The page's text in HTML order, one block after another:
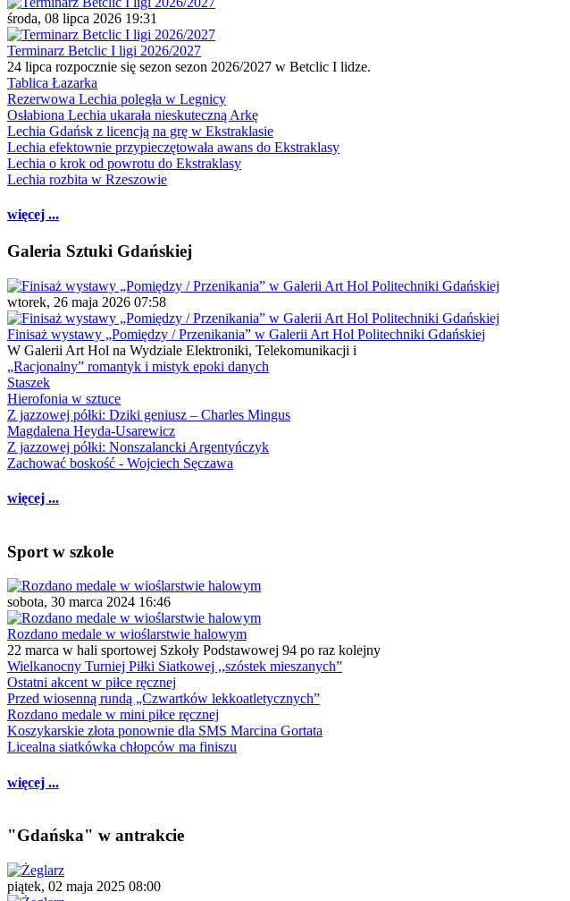
środa, 08 lipca 2026 19:31
Terminarz Betclic I ligi 2026/2027
24 lipca rozpocznie się sezon sezon 2026/2027 w Betclic I lidze.
Tablica Łazarka
Rezerwowa Lechia poległa w Legnicy
Osłabiona Lechia ukarała nieskuteczną Arkę
Lechia Gdańsk z licencją na grę w Ekstraklasie
Lechia efektownie przypieczętowała awans do Ekstraklasy
Lechia o krok od powrotu do Ekstraklasy
Lechia rozbita w Rzeszowie
więcej ...
Galeria Sztuki Gdańskiej
wtorek, 26 maja 2026 07:58
Finisaż wystawy „Pomiędzy / Przenikania” w Galerii Art Hol Politechniki Gdańskiej
W Galerii Art Hol na Wydziale Elektroniki, Telekomunikacji i
„Racjonalny” romantyk i mistyk epoki danych
Staszek
Hierofonia w sztuce
Z jazzowej półki: Dziki geniusz – Charles Mingus
Magdalena Heyda-Usarewicz
Z jazzowej półki: Nonszalancki Argentyńczyk
Zachować boskość - Wojciech Sęczawa
więcej ...
Sport w szkole
sobota, 30 marca 2024 16:46
Rozdano medale w wioślarstwie halowym
22 marca w hali sportowej Szkoły Podstawowej 94 po raz kolejny
Wielkanocny Turniej Piłki Siatkowej ,,szóstek mieszanych”
Ostatni akcent w piłce ręcznej
Przed wiosenną rundą „Czwartków lekkoatletycznych”
Rozdano medale w mini piłce ręcznej
Koszykarskie złota ponownie dla SMS Marcina Gortata
Licealna siatkówka chłopców ma finiszu
więcej ...
"Gdańska" w antrakcie
piątek, 02 maja 2025 08:00